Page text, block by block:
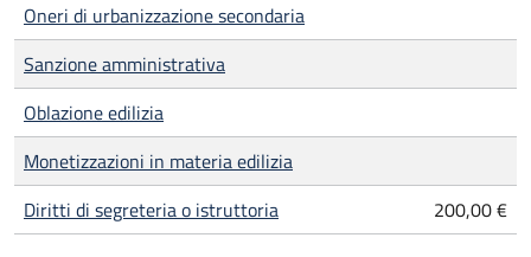
Oneri di urbanizzazione secondaria
Sanzione amministrativa
Oblazione edilizia
Monetizzazioni in materia edilizia
Diritti di segreteria o istruttoria
200,00 €